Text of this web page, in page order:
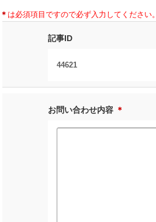
＊ は必須項目ですので必ず入力してください。
記事ID
44621
お問い合わせ内容 ＊